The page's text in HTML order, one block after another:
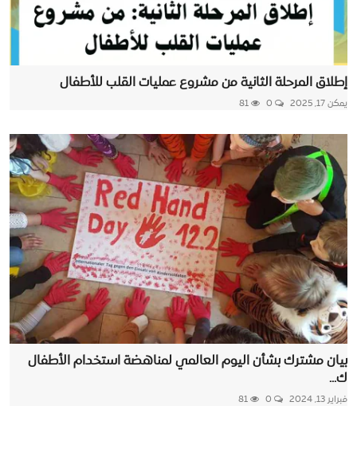
إطلاق المرحلة الثانية من مشروع عمليات القلب للأطفال
يمكن 17, 2025
بيان مشترك بشأن اليوم العالمي لمناهضة استخدام الأطفال
ك...
فبراير 13, 2024